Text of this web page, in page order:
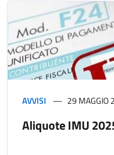
AVVISI 29 MAGGIO
Aliquote IMU